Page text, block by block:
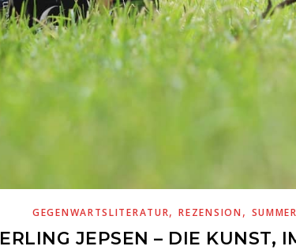
GEGENWARTSLITERATUR,REZENSION ,
ERLING JEPSEN – DIE KUNST,